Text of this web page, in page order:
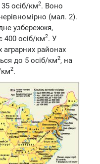
осіб/км2. Воно
(мал. 2).
узбережжя,
400 осіб/км2. У
аграрних районах
до 5 осіб/км2, на
2.